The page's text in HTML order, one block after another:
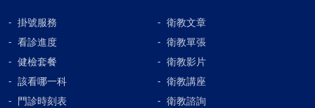
掛號服務
看診進度
健檢套餐
該看哪一科
門診時刻表
衛教文章
衛教單張
衛教影片
衛教講座
衛教諮詢